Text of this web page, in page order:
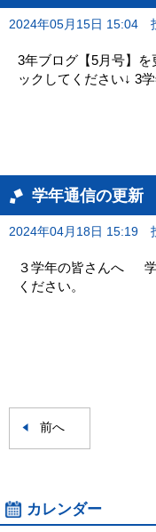
2024年05月15日 15:04
3年ブログ【5月号】を
ックしてください↓ 3
学年通信の更新
2024年04月18日 15:19
３学年の皆さんへ 学
ください。
前へ
カレンダー